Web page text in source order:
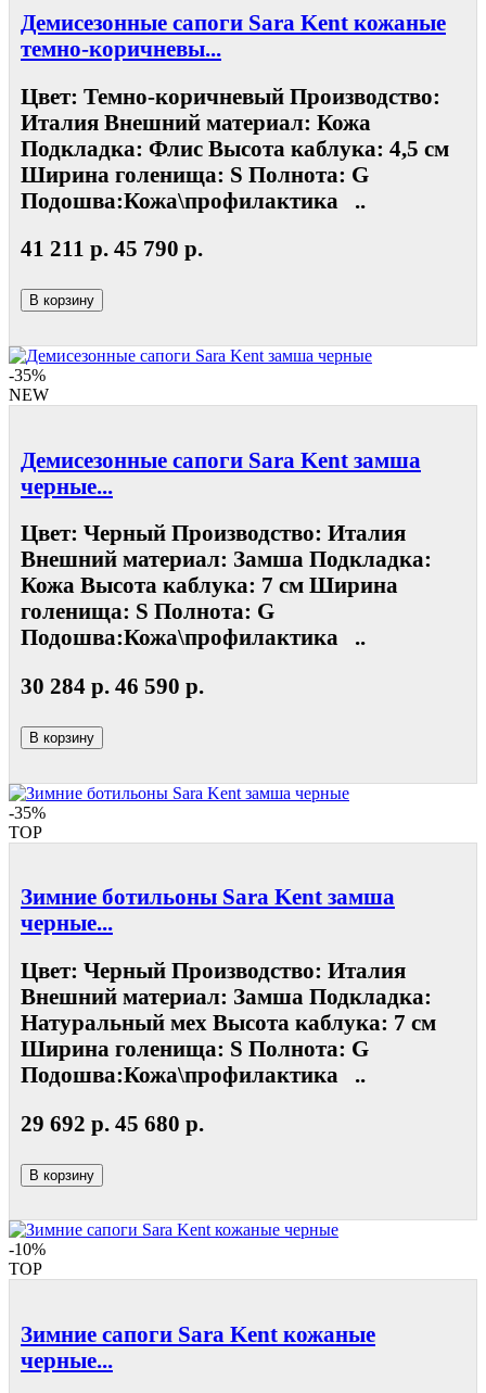
Демисезонные сапоги Sara Kent кожаные
темно-коричневы...
Цвет: Темно-коричневый Производство:
Италия Внешний материал: Кожа
Подкладка: Флис Высота каблука: 4,5 см
Ширина голенища: S Полнота: G
Подошва:Кожа\профилактика ..
41 211 р. 45 790 р.
В корзину
-35%
NEW
Демисезонные сапоги Sara Kent замша
черные...
Цвет: Черный Производство: Италия
Внешний материал: Замша Подкладка:
Кожа Высота каблука: 7 см Ширина
голенища: S Полнота: G
Подошва:Кожа\профилактика ..
30 284 р. 46 590 р.
В корзину
-35%
TOP
Зимние ботильоны Sara Kent замша
черные...
Цвет: Черный Производство: Италия
Внешний материал: Замша Подкладка:
Натуральный мех Высота каблука: 7 см
Ширина голенища: S Полнота: G
Подошва:Кожа\профилактика ..
29 692 р. 45 680 р.
В корзину
-10%
TOP
Зимние сапоги Sara Kent кожаные
черные...